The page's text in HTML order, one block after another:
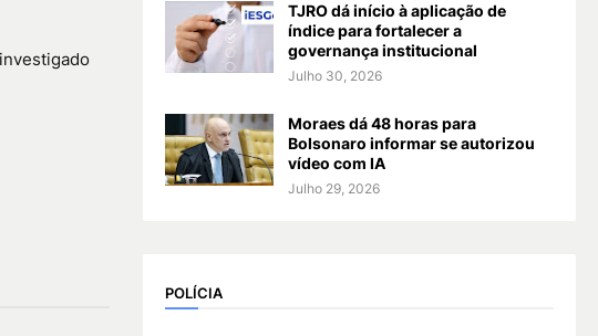
TJRO dá início à aplicação de
índice para fortalecer a
governança institucional
Julho 30, 2026
Moraes dá 48 horas para
Bolsonaro informar se autorizou
vídeo com IA
Julho 29, 2026
POLÍCIA